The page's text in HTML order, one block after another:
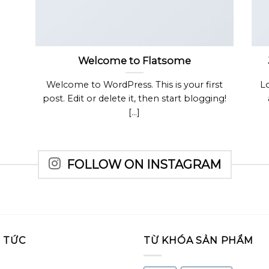
Welcome to Flatsome
Welcome to WordPress. This is your first
post. Edit or delete it, then start blogging!
[...]
FOLLOW ON INSTAGRAM
TỨC TỪ KHÓA SẢN PHẨM